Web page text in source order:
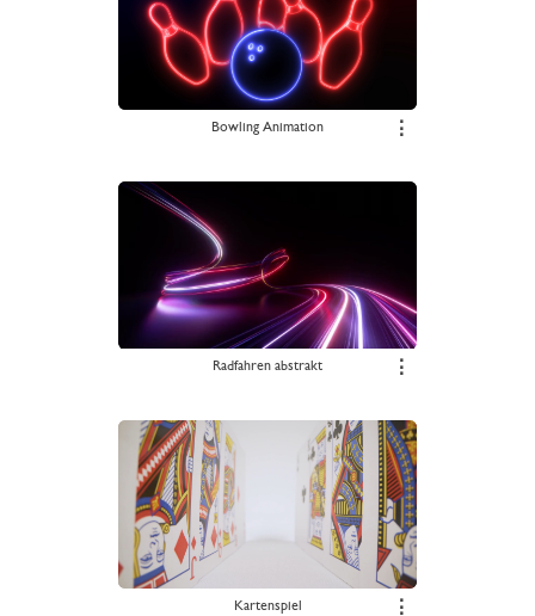
Bowling Animation ⋮
Radfahren abstrakt ⋮
Kartenspiel ⋮